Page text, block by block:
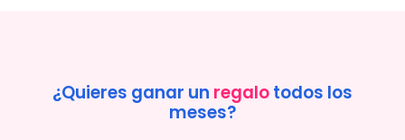
¿Quieres ganar un regalotodos los
meses?